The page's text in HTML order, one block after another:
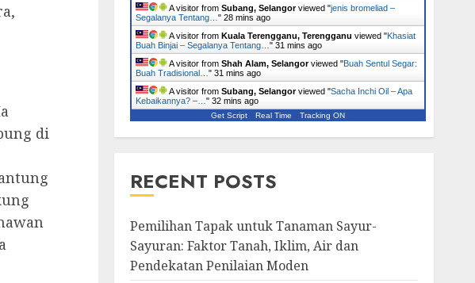
di
A visitor from Subang, Selangorviewed "jenis bromeliad –
Segalanya Tentang… " 28 mins ago
A visitor from Kuala Terengganu, Terengganu viewed "Khasiat
Buah Binjai – Segalanya Tentang… " 31 mins ago
A visitor from Shah Alam, Selangorviewed "Buah Sentul Segar:
Buah Tradisional… " 31 mins ago
A visitor from Subang, Selangorviewed "Sacha Inchi Oil – Apa
Kebaikannya? –… " 32 mins ago
Get Script Real Time Tracking ON
RECENT POSTS
Pemilihan Tapak untuk Tanaman Sayur-
Sayuran: Faktor Tanah, Iklim, Air dan
Pendekatan Penilaian Moden